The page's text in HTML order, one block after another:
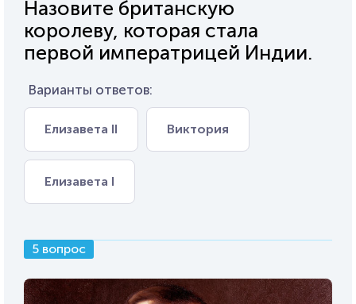
Назовите британскую
королеву, которая стала
первой императрицей Индии.
Варианты ответов:
Елизавета II Виктория
Елизавета I
5 вопрос